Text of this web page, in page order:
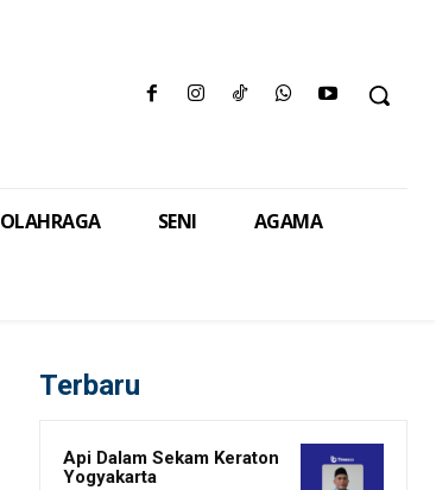
OLAHRAGA SENI AGAMA
Terbaru
Api Dalam Sekam Keraton
Yogyakarta